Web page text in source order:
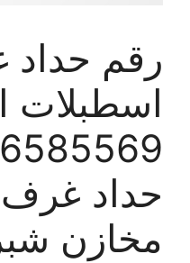
رقم
اسطبلات
حداد
مخازن